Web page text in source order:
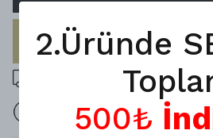
HEMEN AL
5000 ₺ üzeri ücretsiz kargo
İade yok 7 Gün değişim
2.Üründe
500₺